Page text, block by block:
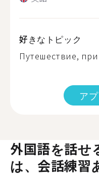
好きなトピック
Путешествие,
ア
外国語を話せ
は、会話練習